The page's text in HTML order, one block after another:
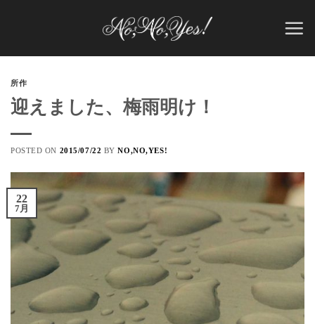
所作
迎えました、梅雨明け！
POSTED ON 2015/07/22 BYNO,NO,YES!
22
7月